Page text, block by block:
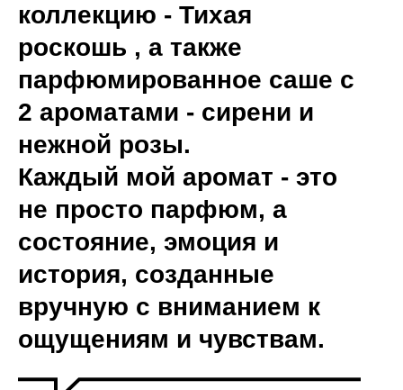
коллекцию - Тихая
роскошь , а также
парфюмированное саше с
2 ароматами - сирени и
нежной розы.
Каждый мой аромат - это
не просто парфюм, а
состояние, эмоция и
история, созданные
вручную с вниманием к
ощущениям и чувствам.